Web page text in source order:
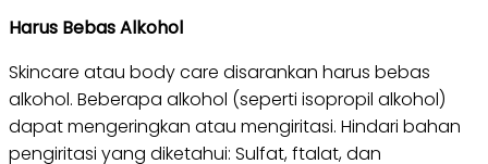
Harus Bebas Alkohol
Skincare atau body care disarankan harus bebas
alkohol. Beberapa alkohol (seperti isopropil alkohol)
dapat mengeringkan atau mengiritasi. Hindari bahan
pengiritasi yang diketahui: Sulfat, ftalat, dan